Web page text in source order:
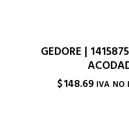
GEDORE |
$148.69 IVA NO